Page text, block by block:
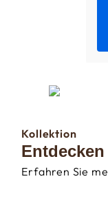
Kollektion
Erfahren Sie